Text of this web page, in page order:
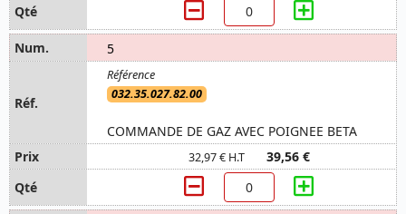
5
032.35.027.82.00
COMMANDE DE GAZ AVEC POIGNEE BETA
32,97 € H.T 39,56 €